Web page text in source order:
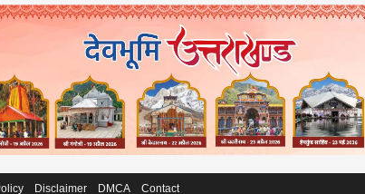
Disclaimer DMCA Contact